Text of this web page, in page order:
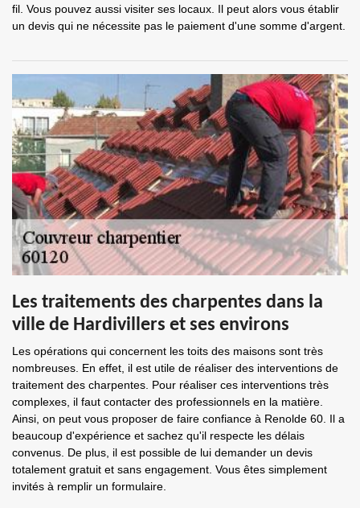
fil. Vous pouvez aussi visiter ses locaux. Il peut alors vous établir
un devis qui ne nécessite pas le paiement d'une somme d'argent.
Les traitements des charpentes dans la
ville de Hardivillers et ses environs
Les opérations qui concernent les toits des maisons sont très
nombreuses. En effet, il est utile de réaliser des interventions de
traitement des charpentes. Pour réaliser ces interventions très
complexes, il faut contacter des professionnels en la matière.
Ainsi, on peut vous proposer de faire confiance à Renolde 60. Il a
beaucoup d'expérience et sachez qu'il respecte les délais
convenus. De plus, il est possible de lui demander un devis
totalement gratuit et sans engagement. Vous êtes simplement
invités à remplir un formulaire.